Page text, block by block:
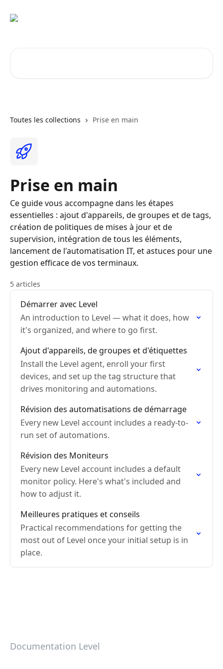
Toutes les collections Prise en main
Prise en main
Ce guide vous accompagne dans les étapes
essentielles : ajout d'appareils, de groupes et de tags,
création de politiques de mises à jour et de
supervision, intégration de tous les éléments,
lancement de l'automatisation IT, et astuces pour une
gestion efficace de vos terminaux.
5 articles
Démarrer avec Level
An introduction to Level — what it does, how
it's organized, and where to go first.
Ajout d'appareils, de groupes et d'étiquettes
Install the Level agent, enroll your first
devices, and set up the tag structure that
drives monitoring and automations.
Révision des automatisations de démarrage
Every new Level account includes a ready-to-
run set of automations.
Révision des Moniteurs
Every new Level account includes a default
monitor policy. Here's what's included and
how to adjust it.
Meilleures pratiques et conseils
Practical recommendations for getting the
most out of Level once your initial setup is in
place.
Documentation Level